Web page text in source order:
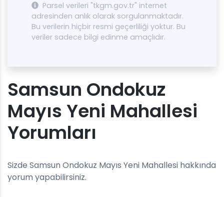
Parsel verileri "tkgm.gov.tr" internet
adresinden anlık olarak sorgulanmaktadır.
Bu verilerin hiçbir resmi geçerliliği yoktur. Bu
veriler sadece bilgi edinme amaçlıdır.
Samsun Ondokuz
Mayıs Yeni Mahallesi
Yorumları
Sizde Samsun Ondokuz Mayıs Yeni Mahallesi hakkında
yorum yapabilirsiniz.